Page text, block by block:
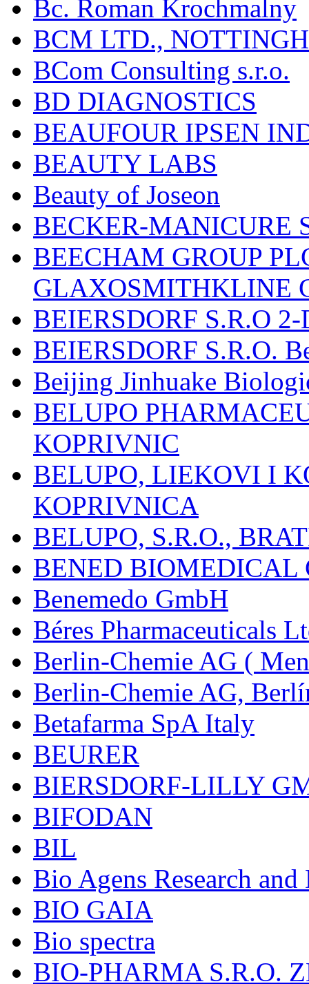
Bc. Roman Krochmalny
BCM LTD.,
BCom Consulting s.r.o.
BD DIAGNOSTICS
BEAUFOUR IPSEN
BEAUTY LABS
Beauty of Joseon
BECKER-MANICURE
BEECHAM GROUP
GLAXOSMITHKLINE
BEIERSDORF S.R.O
BEIERSDORF S.R.O.
Beijing Jinhuake
BELUPO
KOPRIVNIC
BELUPO, LIEKOVI I
KOPRIVNICA
BELUPO, S.R.O.,
BENED BIOMEDICAL
Benemedo GmbH
Béres Pharmaceuticals
Berlin-Chemie AG (
Berlin-Chemie AG,
Betafarma SpA Italy
BEURER
BIERSDORF-LILLY
BIFODAN
BIL
Bio Agens Research
BIO GAIA
Bio spectra
BIO-PHARMA S.R.O.